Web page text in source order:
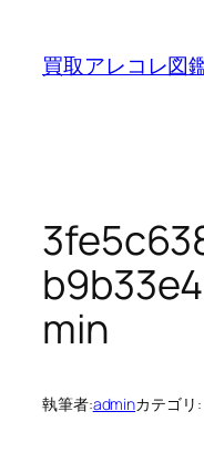
買取アレコレ図
min
執筆者:adminカテゴリ: